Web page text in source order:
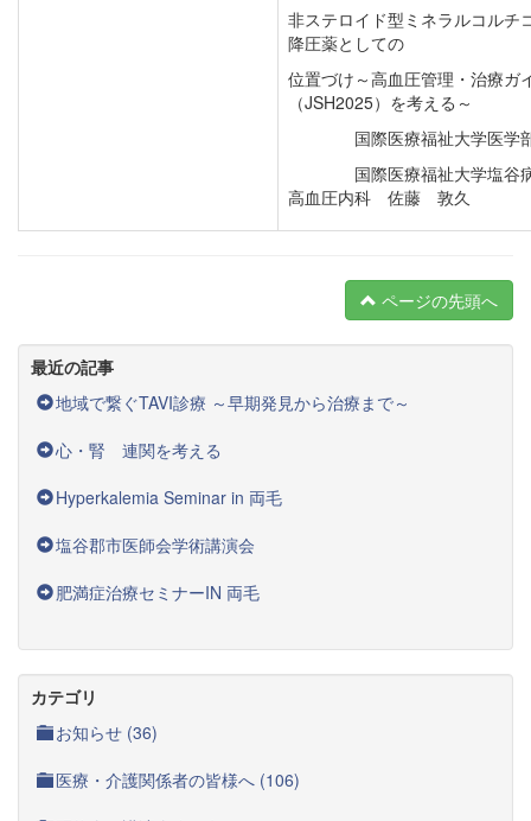
非ステロイド型ミネラルコルチ
降圧薬としての
位置づけ～高血圧管理・治療ガ
（JSH2025）を考える～
国際医療福祉大学医学
国際医療福祉大学塩谷
高血圧内科 佐藤 敦久
ページの先頭へ
最近の記事
地域で繋ぐTAVI診療 ～早期発見から治療まで～
心・腎 連関を考える
Hyperkalemia Seminar in 両毛
塩谷郡市医師会学術講演会
肥満症治療セミナーIN 両毛
カテゴリ
お知らせ (36)
医療・介護関係者の皆様へ (106)